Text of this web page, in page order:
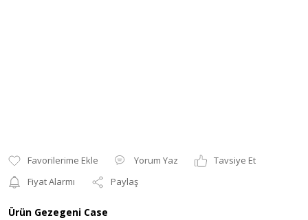
Yorum Yaz
Tavsiye Et
Fiyat Alarmı
Paylaş
Ürün Gezegeni Case